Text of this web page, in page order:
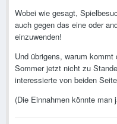
Wobei wie gesagt,
auch gegen das eine oder
einzuwenden!
Und übrigens, warum
Sommer jetzt nicht zu
interessierte von beiden
(Die Einnahmen könnte man